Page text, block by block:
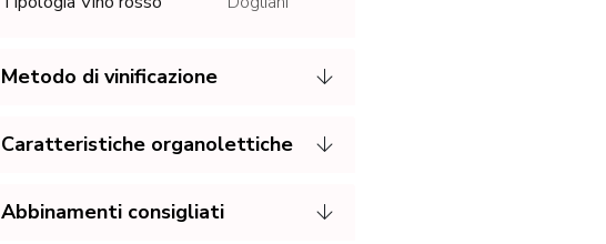
Metodo di vinificazione
Caratteristiche organolettiche
Abbinamenti consigliati